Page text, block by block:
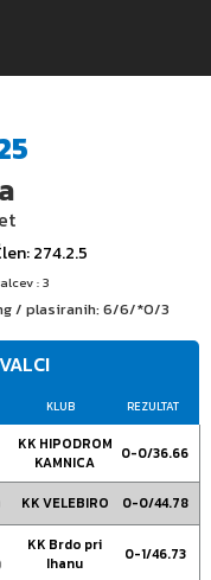
: 274.2.5
: 3
/ plasiranih: 6/6/*0/3
KLUB REZULTAT
KK HIPODROM
KAMNICA
0-0/36.66
KK VELEBIRO 0-0/44.78
KK Brdo pri
Ihanu
0-1/46.73